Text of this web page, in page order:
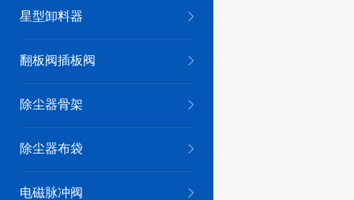
星型卸料器
翻板阀插板阀
除尘器骨架
除尘器布袋
电磁脉冲阀